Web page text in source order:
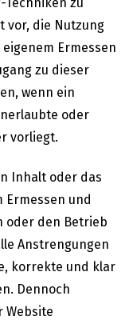
vor, die Nutzung
Ermessen
zu dieser
wenn ein
oder
vorliegt.
Inhalt oder das
Ermessen und
oder den Betrieb
Anstrengungen
korrekte und klar
Dennoch
Website